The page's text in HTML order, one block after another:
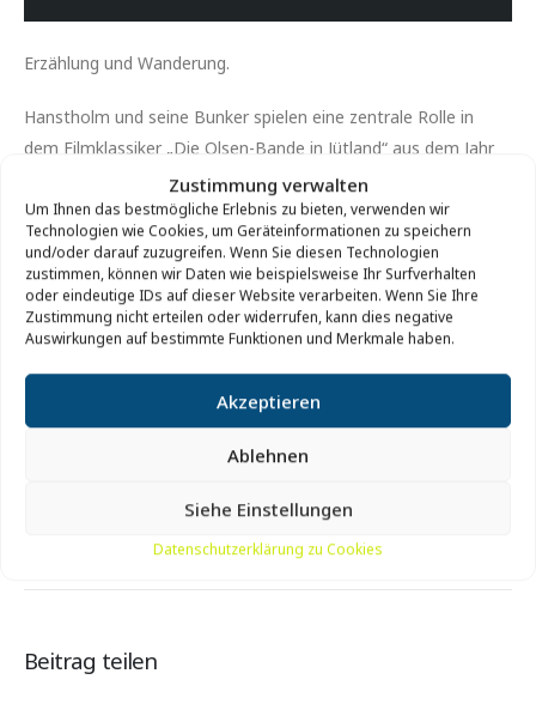
Zustimmung verwalten
Um Ihnen das bestmögliche Erlebnis zu bieten, verwenden wir
Technologien wie Cookies, um Geräteinformationen zu speichern
und/oder darauf zuzugreifen. Wenn Sie diesen Technologien
zustimmen, können wir Daten wie beispielsweise Ihr Surfverhalten
oder eindeutige IDs auf dieser Website verarbeiten. Wenn Sie Ihre
Zustimmung nicht erteilen oder widerrufen, kann dies negative
Auswirkungen auf bestimmte Funktionen und Merkmale haben.
Akzeptieren
Ablehnen
Siehe Einstellungen
Datenschutzerklärung zu Cookies
Erzählung und Wanderung.
Hanstholm und seine Bunker spielen eine zentrale Rolle in
dem Filmklassiker „Die Olsen-Bande in Jütland“ aus dem Jahr
Wir besichtigen die Drehorte innerhalb der Stadtgrenzen, die
im Film vorkommen, und erzählen Anekdoten vor und hinter
der Kamera.
Die Strecke ist etwa 4,0 km lang und verläuft teilweise auf
Waldwegen.
Preis:Kostenlos.
Beitrag teilen